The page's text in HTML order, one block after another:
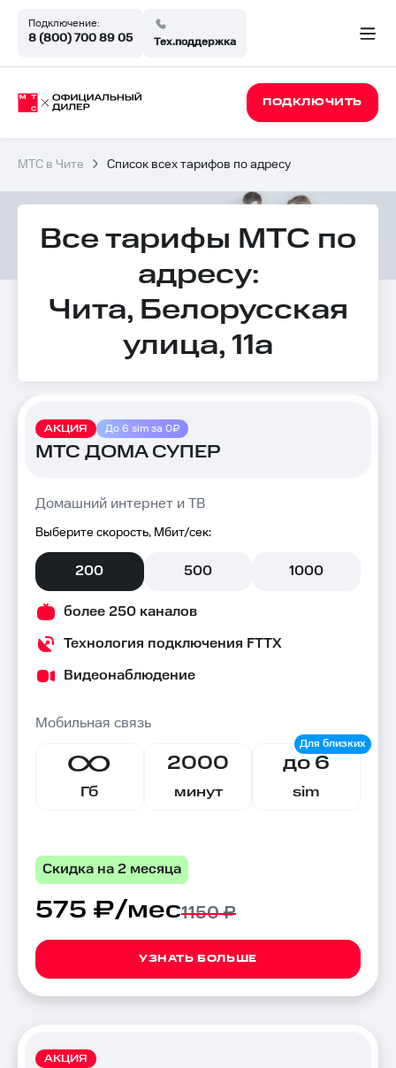
Подключение:
8 (800) 700 89 05 Тех.поддержка
ПОДКЛЮЧИТЬ
МТС в Чите Список всех тарифов по адресу
Все тарифы МТС по
адресу:
Чита, Белорусская
улица, 11а
АКЦИЯ До 6 sim за 0₽
МТС ДОМА СУПЕР
Домашний интернет и ТВ
Выберите скорость, Мбит/сек:
200 500 1000
более 250 каналов
Технология подключения FTTX
Видеонаблюдение
Мобильная связь
Гб
2000
минут
до 6
sim
Скидка на 2 месяца
575 ₽/мес1150 ₽
УЗНАТЬ БОЛЬШЕ
АКЦИЯ